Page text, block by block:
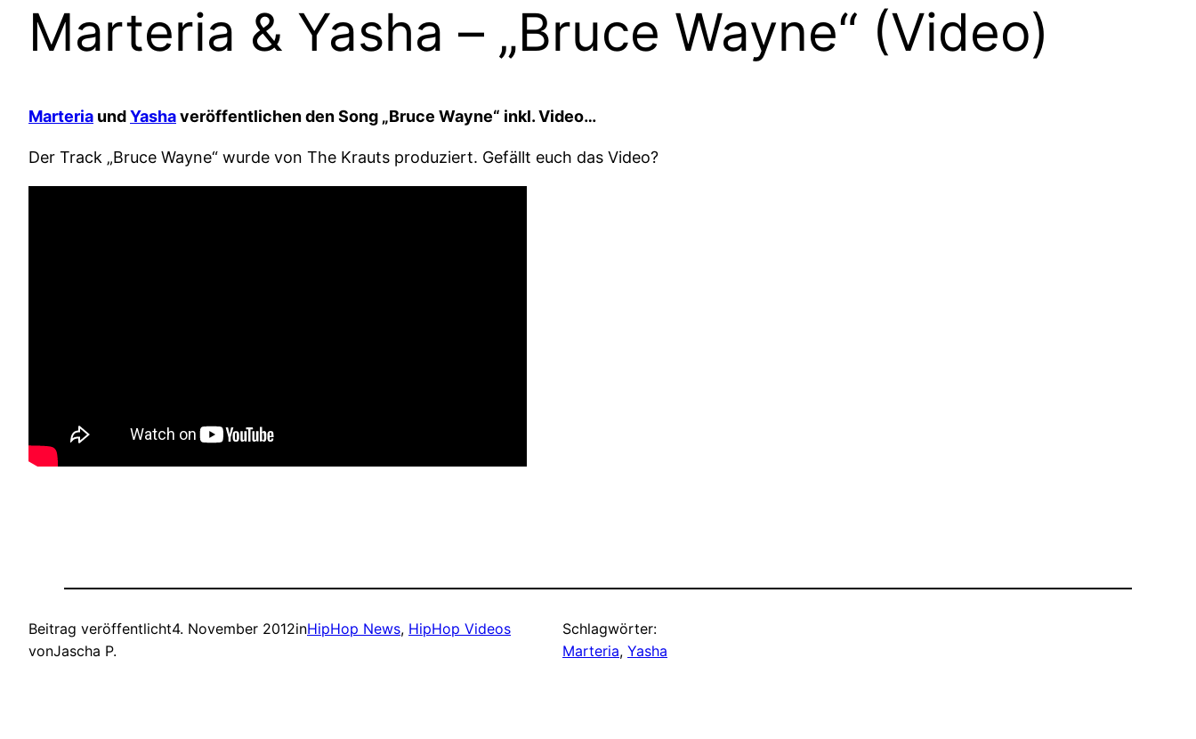
Marteria & Yasha – „Bruce Wayne“ (Video)
Marteria undYashaveröffentlichen den Song „Bruce Wayne“ inkl. Video…
Der Track „Bruce Wayne“ wurde von The Krauts produziert. Gefällt euch das Video?
Beitrag veröffentlicht4. November 2012inHipHop News, HipHop Videos
vonJascha P.
Schlagwörter:
Marteria, Yasha